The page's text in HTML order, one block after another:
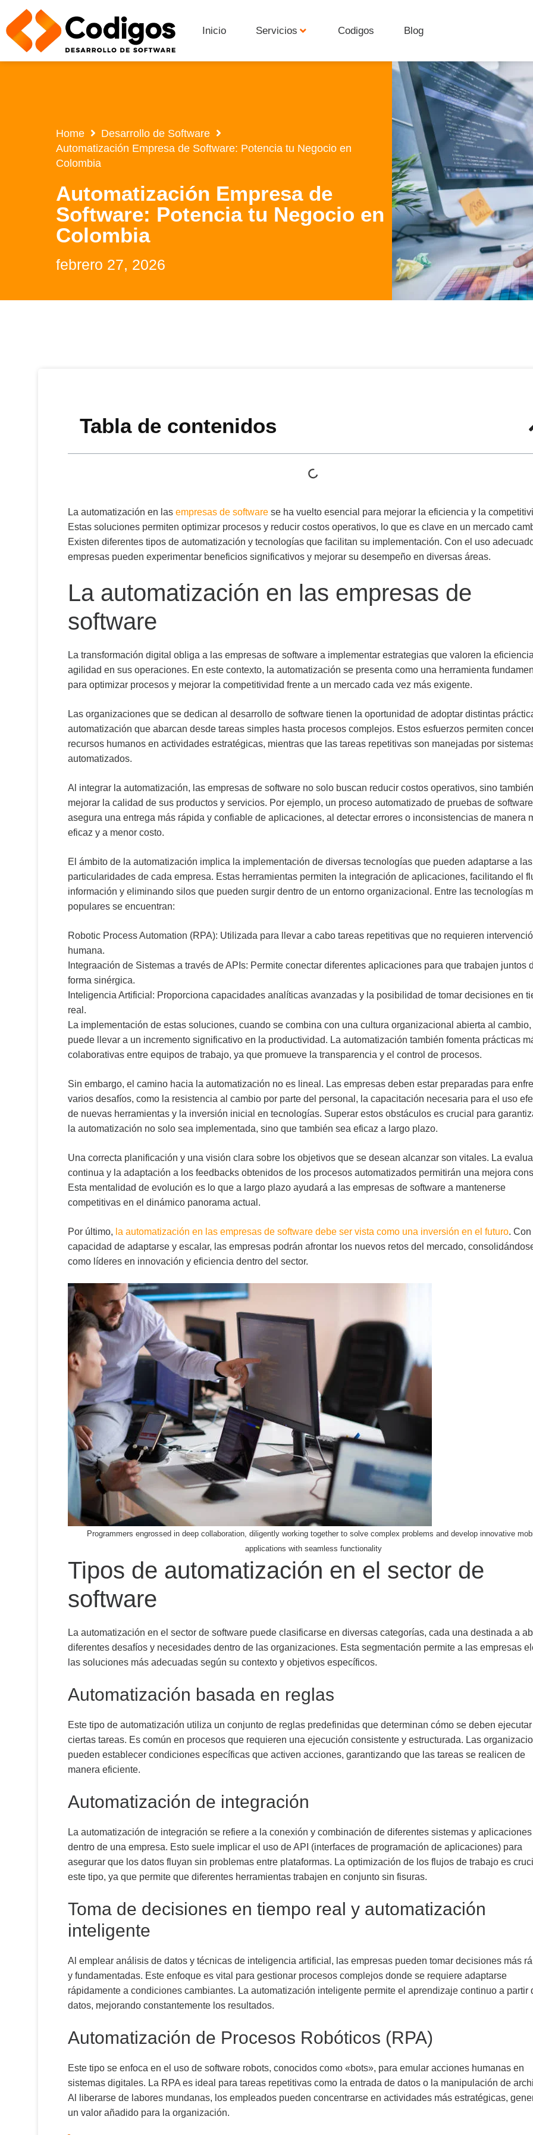
Inicio Servicios Codigos Blog
Home
Desarrollo de Software
Automatización Empresa de Software: Potencia tu Negocio en
Colombia
Automatización Empresa de
Software: Potencia tu Negocio en
Colombia
febrero 27, 2026
Tabla de contenidos
La automatización en las empresas de softwarese ha vuelto esencial para mejorar la eficiencia y la
Estas soluciones permiten optimizar procesos y reducir costos operativos, lo que es clave en un mercado
Existen diferentes tipos de automatización y tecnologías que facilitan su implementación. Con el uso
empresas pueden experimentar beneficios significativos y mejorar su desempeño en diversas áreas.
La automatización en las empresas de
software
La transformación digital obliga a las empresas de software a implementar estrategias que valoren la
agilidad en sus operaciones. En este contexto, la automatización se presenta como una herramienta
para optimizar procesos y mejorar la competitividad frente a un mercado cada vez más exigente.
Las organizaciones que se dedican al desarrollo de software tienen la oportunidad de adoptar distintas
automatización que abarcan desde tareas simples hasta procesos complejos. Estos esfuerzos permiten
recursos humanos en actividades estratégicas, mientras que las tareas repetitivas son manejadas por
automatizados.
Al integrar la automatización, las empresas de software no solo buscan reducir costos operativos, sino también
mejorar la calidad de sus productos y servicios. Por ejemplo, un proceso automatizado de pruebas de software
asegura una entrega más rápida y confiable de aplicaciones, al detectar errores o inconsistencias de manera
eficaz y a menor costo.
El ámbito de la automatización implica la implementación de diversas tecnologías que pueden adaptarse a las
particularidades de cada empresa. Estas herramientas permiten la integración de aplicaciones, facilitando el
información y eliminando silos que pueden surgir dentro de un entorno organizacional. Entre las tecnologías
populares se encuentran:
Robotic Process Automation (RPA): Utilizada para llevar a cabo tareas repetitivas que no requieren
humana.
Integraación de Sistemas a través de APIs: Permite conectar diferentes aplicaciones para que trabajen juntos
forma sinérgica.
Inteligencia Artificial: Proporciona capacidades analíticas avanzadas y la posibilidad de tomar decisiones en
real.
La implementación de estas soluciones, cuando se combina con una cultura organizacional abierta al cambio,
puede llevar a un incremento significativo en la productividad. La automatización también fomenta prácticas
colaborativas entre equipos de trabajo, ya que promueve la transparencia y el control de procesos.
Sin embargo, el camino hacia la automatización no es lineal. Las empresas deben estar preparadas para
varios desafíos, como la resistencia al cambio por parte del personal, la capacitación necesaria para el uso
de nuevas herramientas y la inversión inicial en tecnologías. Superar estos obstáculos es crucial para
la automatización no solo sea implementada, sino que también sea eficaz a largo plazo.
Una correcta planificación y una visión clara sobre los objetivos que se desean alcanzar son vitales. La
continua y la adaptación a los feedbacks obtenidos de los procesos automatizados permitirán una mejora
Esta mentalidad de evolución es lo que a largo plazo ayudará a las empresas de software a mantenerse
competitivas en el dinámico panorama actual.
Por último, la automatización en las empresas de software debe ser vista como una inversión en el futuro. Con
capacidad de adaptarse y escalar, las empresas podrán afrontar los nuevos retos del mercado,
como líderes en innovación y eficiencia dentro del sector.
Programmers engrossed in deep collaboration, diligently working together to solve complex problems and develop innovative
applications with seamless functionality
Tipos de automatización en el sector de
software
La automatización en el sector de software puede clasificarse en diversas categorías, cada una destinada a
diferentes desafíos y necesidades dentro de las organizaciones. Esta segmentación permite a las empresas
las soluciones más adecuadas según su contexto y objetivos específicos.
Automatización basada en reglas
Este tipo de automatización utiliza un conjunto de reglas predefinidas que determinan cómo se deben ejecutar
ciertas tareas. Es común en procesos que requieren una ejecución consistente y estructurada. Las
pueden establecer condiciones específicas que activen acciones, garantizando que las tareas se realicen de
manera eficiente.
Automatización de integración
La automatización de integración se refiere a la conexión y combinación de diferentes sistemas y aplicaciones
dentro de una empresa. Esto suele implicar el uso de API (interfaces de programación de aplicaciones) para
asegurar que los datos fluyan sin problemas entre plataformas. La optimización de los flujos de trabajo es
este tipo, ya que permite que diferentes herramientas trabajen en conjunto sin fisuras.
Toma de decisiones en tiempo real y automatización
inteligente
Al emplear análisis de datos y técnicas de inteligencia artificial, las empresas pueden tomar decisiones más
y fundamentadas. Este enfoque es vital para gestionar procesos complejos donde se requiere adaptarse
rápidamente a condiciones cambiantes. La automatización inteligente permite el aprendizaje continuo a partir
datos, mejorando constantemente los resultados.
Automatización de Procesos Robóticos (RPA)
Este tipo se enfoca en el uso de software robots, conocidos como «bots», para emular acciones humanas en
sistemas digitales. La RPA es ideal para tareas repetitivas como la entrada de datos o la manipulación de
Al liberarse de labores mundanas, los empleados pueden concentrarse en actividades más estratégicas,
un valor añadido para la organización.